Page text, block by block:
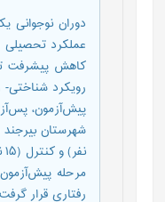
دوران نوجوانی
عملکرد تحصیلی
کاهش پیشرفت
رویکرد
پیش‌آزمون،
رفتاری قرار